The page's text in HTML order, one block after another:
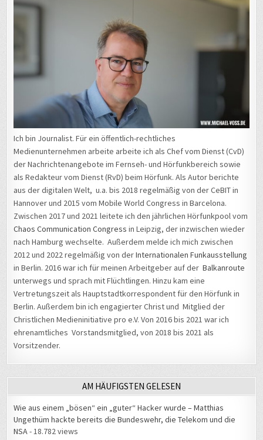
Ich bin Journalist. Für ein öffentlich-rechtliches
Medienunternehmen arbeite arbeite ich als Chef vom Dienst (CvD)
der Nachrichtenangebote im Fernseh- und Hörfunkbereich sowie
als Redakteur vom Dienst (RvD) beim Hörfunk. Als Autor berichte
aus der digitalen Welt, u.a. bis 2018 regelmäßig von der CeBIT in
Hannover und 2015 vom Mobile World Congress in Barcelona.
Zwischen 2017 und 2021 leitete ich den jährlichen Hörfunkpool vom
Chaos Communication Congress in Leipzig, der inzwischen wieder
nach Hamburg wechselte. Außerdem melde ich mich zwischen
2012 und 2022 regelmäßig von derInternationalen Funkausstellung
in Berlin. 2016 war ich für meinen Arbeitgeber auf derBalkanroute
unterwegs und sprach mit Flüchtlingen. Hinzu kam eine
Vertretungszeit als Hauptstadtkorrespondent für den Hörfunk in
Berlin. Außerdem bin ich engagierter Christ und Mitglied der
Christlichen Medieninitiative pro e.V. Von 2016 bis 2021 war ich
ehrenamtliches Vorstandsmitglied, von 2018 bis 2021 als
Vorsitzender.
AM HÄUFIGSTEN GELESEN
Wie aus einem „bösen“ ein „guter“ Hacker wurde – Matthias
Ungethüm hackte bereits die Bundeswehr, die Telekom und die
NSA- 18.782 views